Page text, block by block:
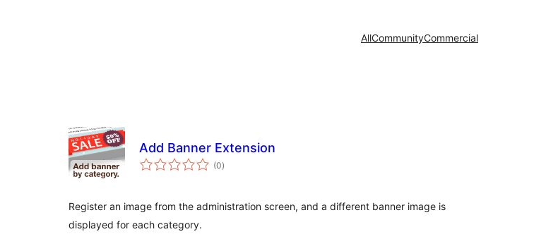
AllCommunityCommercial
Add Banner Extension
(0общо
оценки
)
Register an image from the administration screen, and a different banner image is
displayed for each category.